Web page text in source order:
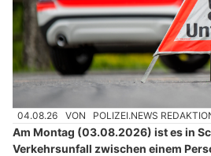
04.08.26 VON POLIZEI.NEWS
Am Montag (03.08.2026) ist es in
Verkehrsunfall zwischen einem